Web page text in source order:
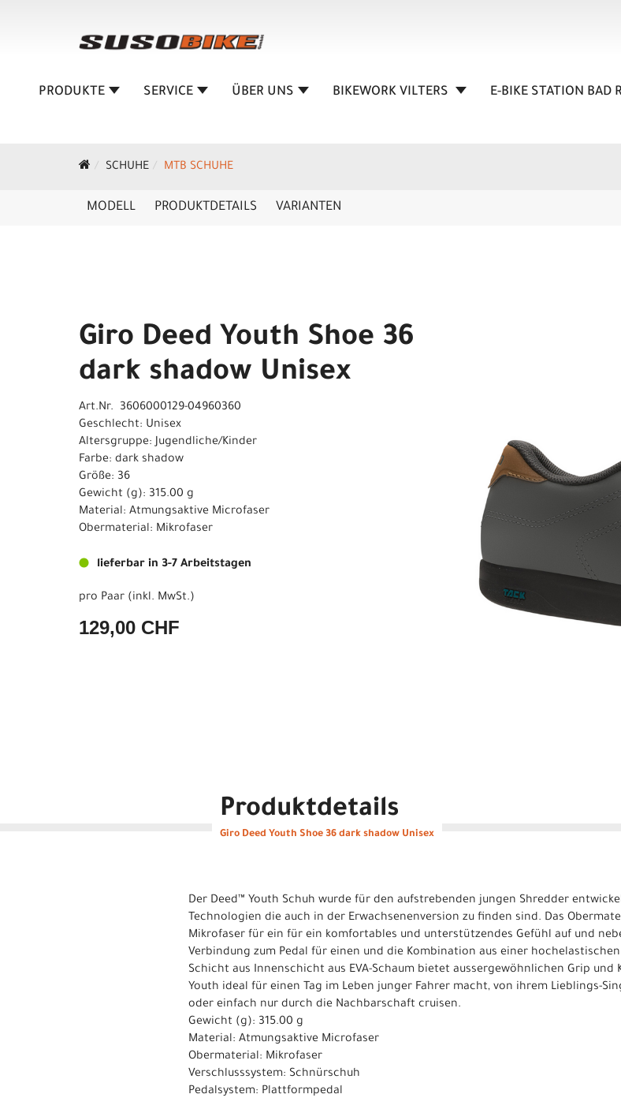
PRODUKTE SERVICE ÜBER UNS BIKEWORK VILTERS E-BIKE STATION BAD
SCHUHE MTB SCHUHE
MODELL PRODUKTDETAILS VARIANTEN
Giro Deed Youth Shoe 36
dark shadow Unisex
Art.Nr. 3606000129-04960360
Geschlecht: Unisex
Altersgruppe: Jugendliche/Kinder
Farbe: dark shadow
Größe: 36
Gewicht (g): 315.00 g
Material: Atmungsaktive Microfaser
Obermaterial: Mikrofaser
lieferbar in 3-7 Arbeitstagen
pro Paar (inkl. MwSt.)
129,00 CHF
Produktdetails
Giro Deed Youth Shoe 36 dark shadow Unisex
Der Deed™ Youth Schuh wurde für den aufstrebenden jungen Shredder
Technologien die auch in der Erwachsenenversion zu finden sind. Das
Mikrofaser für ein für ein komfortables und unterstützendes Gefühl auf und
Verbindung zum Pedal für einen und die Kombination aus einer
Schicht aus Innenschicht aus EVA-Schaum bietet aussergewöhnlichen Grip
Youth ideal für einen Tag im Leben junger Fahrer macht, von ihrem Lieblings-
oder einfach nur durch die Nachbarschaft cruisen.
Gewicht (g): 315.00 g
Material: Atmungsaktive Microfaser
Obermaterial: Mikrofaser
Verschlusssystem: Schnürschuh
Pedalsystem: Plattformpedal